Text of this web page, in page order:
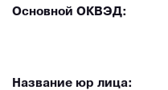
Основной ОКВЭД:
Название юр лица: